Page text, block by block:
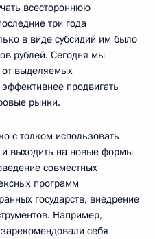
всестороннюю
три года
в виде субсидий им было
рублей. Сегодня мы
от выделяемых
продвигать
рынки.
с толком использовать
выходить на новые формы
совместных
программ
государств, внедрение
Например,
себя